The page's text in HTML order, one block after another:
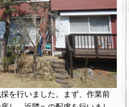
を行いました。まず、作業前